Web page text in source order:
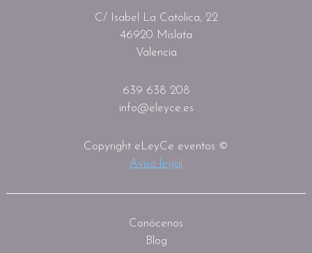
C/ Isabel La Católica, 22
46920 Mislata
Valencia
639 638 208
info@eleyce.es
Copyright eLeyCe eventos ©
Aviso legal
Conócenos
Blog